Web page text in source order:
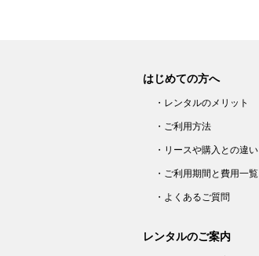
はじめての方へ
・レンタルのメリット
・ご利用方法
・リースや購入との違い
・ご利用期間と費用一覧
・よくあるご質問
レンタルのご案内